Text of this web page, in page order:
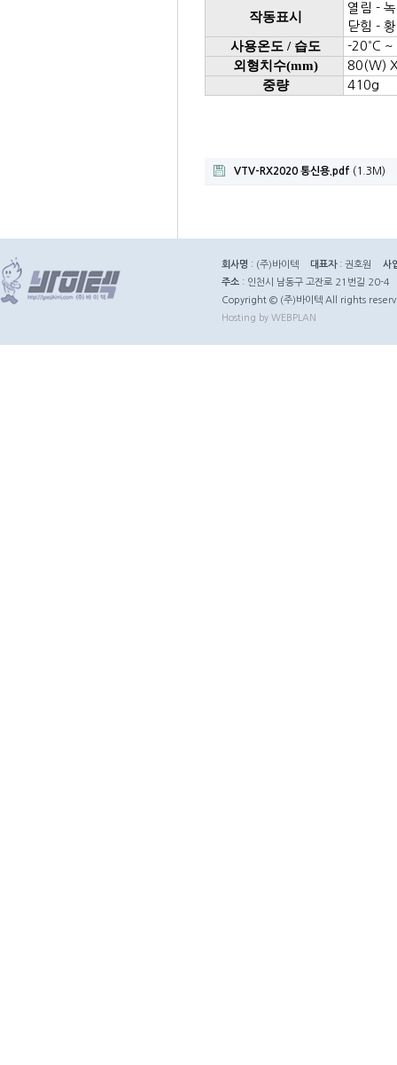
작동표시
열림 -
닫힘 -
사용온도 / 습도 -20˚ C
외형치수(mm) 80(W)
중량 410g
VTV-RX2020 통신용.pdf (1.3M)
회사명 : (주)바이텍 대표자: 권호원
사
주소 : 인천시 남동구 고잔로 21번길 20-4
Copyright © (주)바이텍 All rights
Hosting by WEBPLAN